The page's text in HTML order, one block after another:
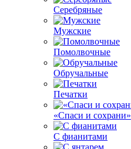
Серебряные
Мужские
Помолвочные
Обручальные
Печатки
«Спаси и сохрани»
С фианитами